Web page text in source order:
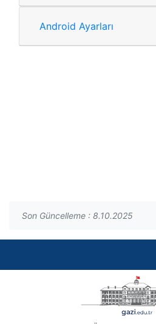
Android Ayarları
Son Güncelleme : 8.10.2025